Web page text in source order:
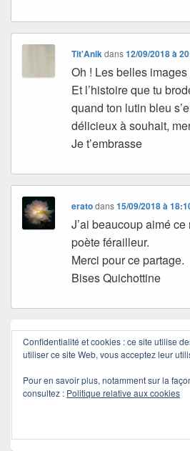
Tit'Anikdans12/09/2018 à
Oh ! Les belles images
Et l’histoire que tu
quand ton lutin bleu
délicieux à souhait,
Je t’embrasse
eratodans15/09/2018 à
J’ai beaucoup aimé
poète férailleur.
Merci pour ce partage.
Bises Quichottine
Navigation
de
← PrécédentArticle
→Article
Confidentialité et cookies : ce site utilise
utiliser ce site Web, vous acceptez leur
Pour en savoir plus, notamment sur la
consultez : Politique relative aux cookies